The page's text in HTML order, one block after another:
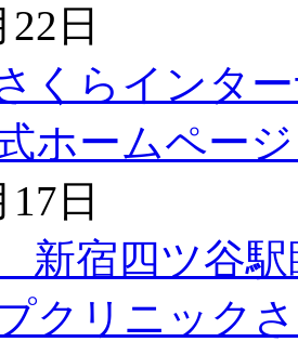
日
らインター
ホームペー
日
宿四ツ谷駅
クリニック